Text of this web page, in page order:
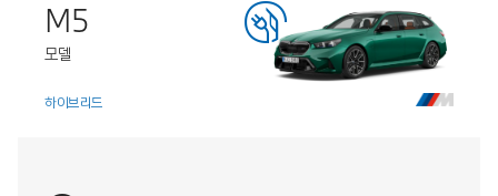
M5
모델
하이브리드